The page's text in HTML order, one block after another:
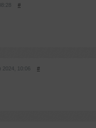
#
2024, 10:06 #